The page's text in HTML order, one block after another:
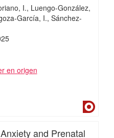
I. Luengo-González,
García, I. Sánchez-
en origen
and Prenatal